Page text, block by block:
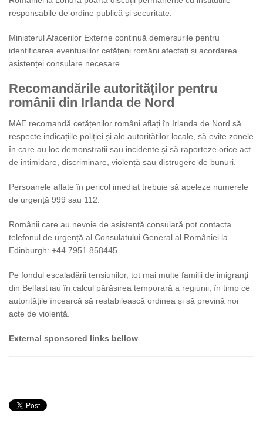
responsabile de ordine publică și securitate.
Ministerul Afacerilor Externe continuă demersurile pentru
identificarea eventualilor cetățeni români afectați și acordarea
asistenței consulare necesare.
Recomandările autorităților pentru
românii din Irlanda de Nord
MAE recomandă cetățenilor români aflați în Irlanda de Nord să
respecte indicațiile poliției și ale autorităților locale, să evite zonele
în care au loc demonstrații sau incidente și să raporteze orice act
de intimidare, discriminare, violență sau distrugere de bunuri.
Persoanele aflate în pericol imediat trebuie să apeleze numerele
de urgență 999 sau 112.
Românii care au nevoie de asistență consulară pot contacta
telefonul de urgență al Consulatului General al României la
Edinburgh: +44 7951 858445.
Pe fondul escaladării tensiunilor, tot mai multe familii de imigranți
din Belfast iau în calcul părăsirea temporară a regiunii, în timp ce
autoritățile încearcă să restabilească ordinea și să prevină noi
acte de violență.
External sponsored links bellow